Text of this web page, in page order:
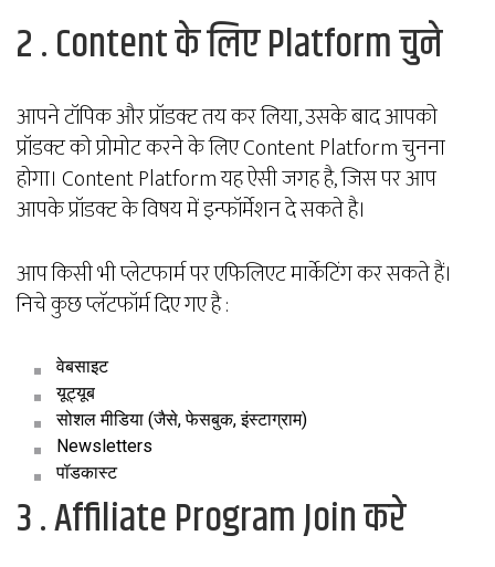
2 . Content के लिए Platform चुने
आपने टॉपिक और प्रॉडक्ट तय कर लिया, उसके बाद आपको
प्रॉडक्ट को प्रोमोट करने के लिए Content Platform चुनना
होगा। Content Platform यह ऐसी जगह है, जिस पर आप
आपके प्रॉडक्ट के विषय में इन्फॉर्मेशन दे सकते है।
आप किसी भी प्लेटफार्म पर एफिलिएट मार्केटिंग कर सकते हैं।
निचे कुछ प्लॅटफॉर्म दिए गए है :
वेबसाइट
यूट्यूब
सोशल मीडिया (जैसे, फेसबुक, इंस्टाग्राम)
Newsletters
पॉडकास्ट
3 . Affiliate Program Join करे